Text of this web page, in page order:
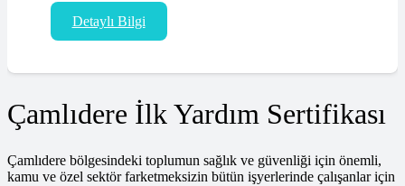
Detaylı Bilgi
Çamlıdere İlk Yardım Sertifikası
Çamlıdere bölgesindeki toplumun sağlık ve güvenliği için önemli,
kamu ve özel sektör farketmeksizin bütün işyerlerinde çalışanlar için